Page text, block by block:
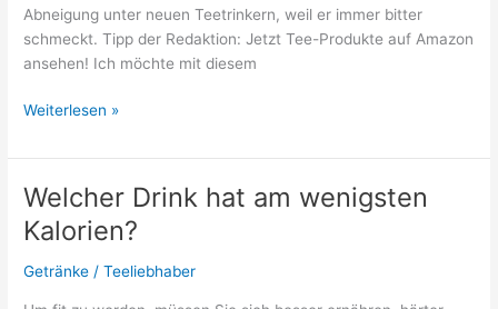
Abneigung unter neuen Teetrinkern, weil er immer bitter
schmeckt. Tipp der Redaktion: Jetzt Tee-Produkte auf Amazon
ansehen! Ich möchte mit diesem
Tee
nach
nichts:
Woran
liegts?
tun?
Weiterlesen »
Welcher Drink hat am wenigsten
Kalorien?
Getränke /Teeliebhaber